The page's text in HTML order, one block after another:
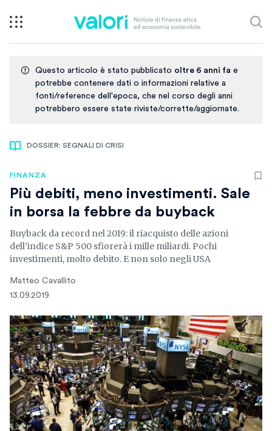
Questo articolo è stato pubblicato oltre 6 anni fa e
potrebbe contenere dati o informazioni relative a
fonti/reference dell'epoca, che nel corso degli anni
potrebbero essere state riviste/corrette/aggiornate.
DOSSIER: SEGNALI DI CRISI
FINANZA
Più debiti, meno investimenti. Sale
in borsa la febbre da buyback
Buyback da record nel 2019: il riacquisto delle azioni
dell’indice S&P 500 sfiorerà i mille miliardi. Pochi
investimenti, molto debito. E non solo negli USA
Matteo Cavallito
13.09.2019